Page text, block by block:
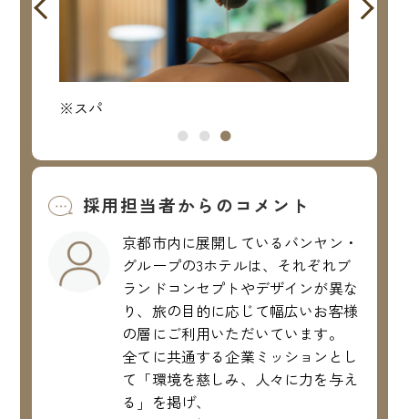
※スパ
採用担当者からのコメント
京都市内に展開しているバンヤン・
グループの3ホテルは、それぞれブ
ランドコンセプトやデザインが異な
り、旅の目的に応じて幅広いお客様
の層にご利用いただいています。
全てに共通する企業ミッションとし
て「環境を慈しみ、人々に力を与え
る」を掲げ、